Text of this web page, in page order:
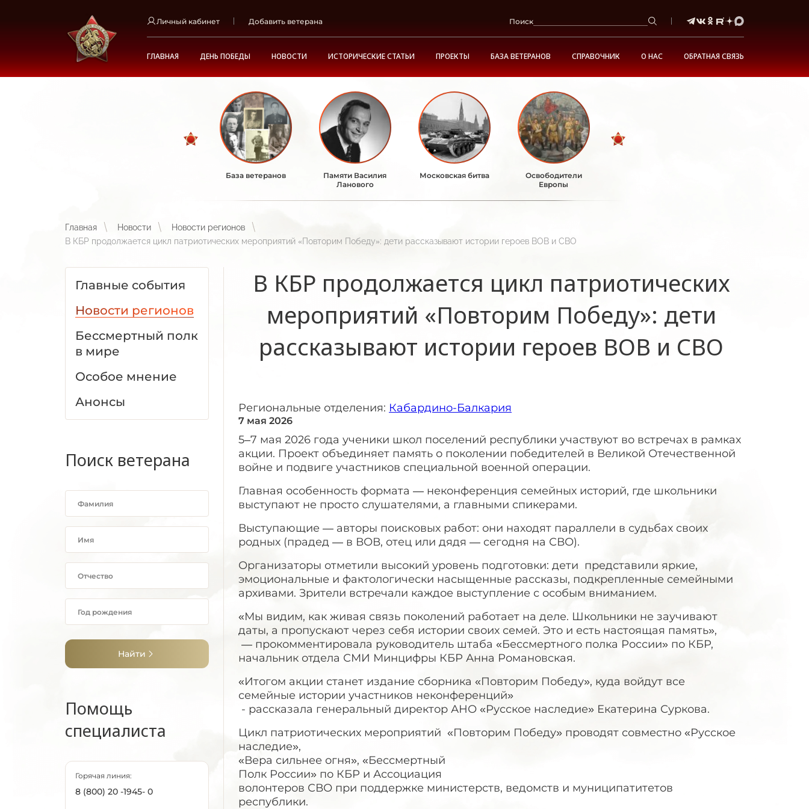
Личный кабинет Добавить ветерана Поиск
ГЛАВНАЯ ДЕНЬ ПОБЕДЫ НОВОСТИ ИСТОРИЧЕСКИЕ СТАТЬИ ПРОЕКТЫ БАЗА ВЕТЕРАНОВ СПРАВОЧНИК О НАС ОБРАТНАЯ СВЯЗЬ
База ветеранов
Памяти Василия
Ланового
Московская битва
Освободители
Европы
Главная Новости
Новости регионов
В КБР продолжается цикл патриотических мероприятий «Повторим Победу»: дети рассказывают истории героев ВОВ и СВО
Главные события
Новости регионов
Бессмертный полк
в мире
Особое мнение
Анонсы
Поиск ветерана
Найти
Помощь
специалиста
Горячая линия:
8 (800) 20 -1945- 0
В КБР продолжается цикл патриотических
мероприятий «Повторим Победу»: дети
рассказывают истории героев ВОВ и СВО
Региональные отделения: Кабардино-Балкария
7 мая 2026
5–7 мая 2026 года ученики школ поселений республики участвуют во встречах в рамках
акции. Проект объединяет память о поколении победителей в Великой Отечественной
войне и подвиге участников специальной военной операции.
Главная особенность формата — неконференция семейных историй, где школьники
выступают не просто слушателями, а главными спикерами.
Выступающие — авторы поисковых работ: они находят параллели в судьбах своих
родных (прадед — в ВОВ, отец или дядя — сегодня на СВО).
Организаторы отметили высокий уровень подготовки: дети представили яркие,
эмоциональные и фактологически насыщенные рассказы, подкрепленные семейными
архивами. Зрители встречали каждое выступление с особым вниманием.
«Мы видим, как живая связь поколений работает на деле. Школьники не заучивают
даты, а пропускают через себя истории своих семей. Это и есть настоящая память»,
— прокомментировала руководитель штаба «Бессмертного полка России» по КБР,
начальник отдела СМИ Минцифры КБР Анна Романовская.
«Итогом акции станет издание сборника «Повторим Победу», куда войдут все
семейные истории участников неконференций»
- рассказала генеральный директор АНО «Русское наследие» Екатерина Суркова.
Цикл патриотических мероприятий «Повторим Победу» проводят совместно «Русское
наследие»,
«Вера сильнее огня», «Бессмертный
Полк России» по КБР и Ассоциация
волонтеров СВО при поддержке министерств, ведомств и муниципатитетов
республики.